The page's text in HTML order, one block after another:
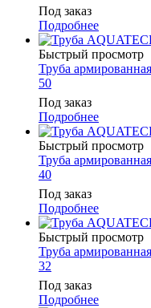
Под заказ
Подробнее
Быстрый просмотр
Труба
50
Под заказ
Подробнее
Быстрый просмотр
Труба
40
Под заказ
Подробнее
Быстрый просмотр
Труба
32
Под заказ
Подробнее